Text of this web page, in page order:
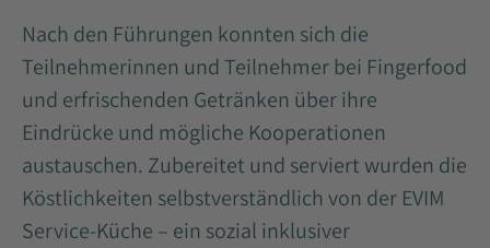
Nach den Führungen konnten sich die
Teilnehmerinnen und Teilnehmer bei Fingerfood
und erfrischenden Getränken über ihre
Eindrücke und mögliche Kooperationen
austauschen. Zubereitet und serviert wurden die
Köstlichkeiten selbstverständlich von der EVIM
Service-Küche – ein sozial inklusiver